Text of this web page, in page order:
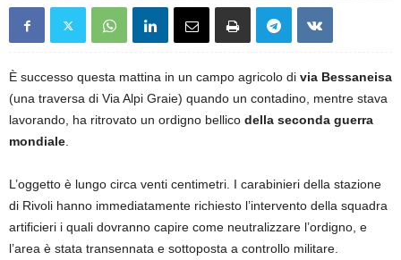
È successo questa mattina in un campo agricolo di via Bessaneisa
(una traversa di Via Alpi Graie) quando un contadino, mentre stava
lavorando, ha ritrovato un ordigno bellico della seconda guerra
mondiale.
L’oggetto è lungo circa venti centimetri. I carabinieri della stazione
di Rivoli hanno immediatamente richiesto l’intervento della squadra
artificieri i quali dovranno capire come neutralizzare l’ordigno, e
l’area è stata transennata e sottoposta a controllo militare.